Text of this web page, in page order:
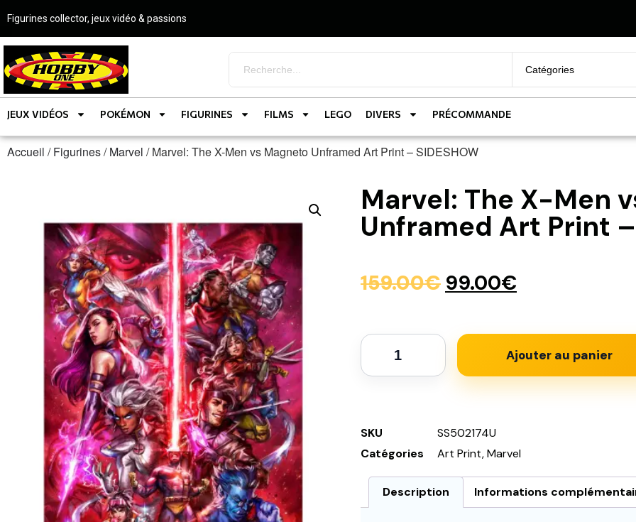
Figurines collector, jeux vidéo & passions
JEUX VIDÉOS POKÉMON FIGURINES FILMS LEGO DIVERS PRÉCOMMANDE
Accueil /Figurines/Marvel / Marvel: The X-Men vs Magneto Unframed Art Print – SIDESHOW
Marvel: The X-Men
Unframed Art Print –
159.00€ 99.00€
Ajouter au panier
SKU
SS502174U
Catégories
Art Print,Marvel
Description Informations